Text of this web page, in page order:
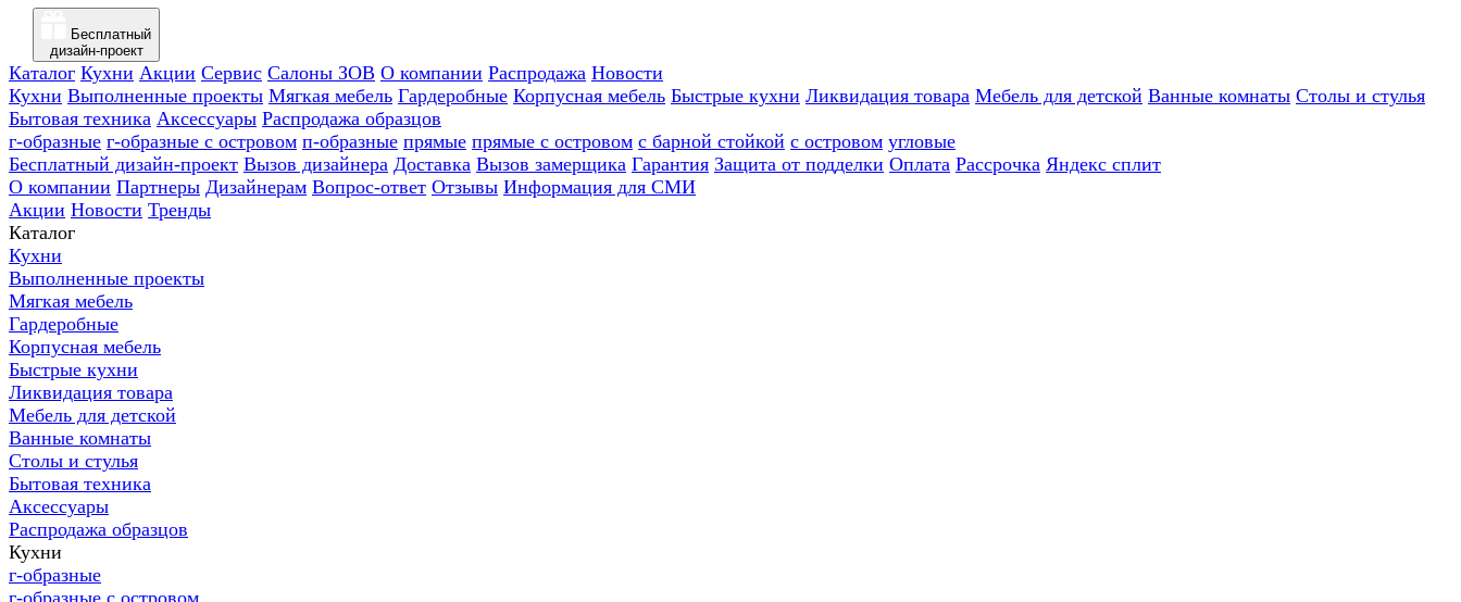
Бесплатный
дизайн-проект
Каталог Кухни Акции Сервис Салоны ЗОВ О компании Распродажа Новости
Кухни Выполненные проекты Мягкая мебель Гардеробные Корпусная мебель Быстрые кухни Ликвидация товара Мебель для детской Ванные комнаты Столы и стулья
Бытовая техника Аксессуары Распродажа образцов
г-образные г-образные с островом п-образные прямые прямые с островом с барной стойкой с островом угловые
Бесплатный дизайн-проект Вызов дизайнера Доставка Вызов замерщика Гарантия Защита от подделки Оплата Рассрочка Яндекс сплит
О компании Партнеры Дизайнерам Вопрос-ответ Отзывы Информация для СМИ
Акции Новости Тренды
Каталог
Кухни
Выполненные проекты
Мягкая мебель
Гардеробные
Корпусная мебель
Быстрые кухни
Ликвидация товара
Мебель для детской
Ванные комнаты
Столы и стулья
Бытовая техника
Аксессуары
Распродажа образцов
Кухни
г-образные
г-образные с островом